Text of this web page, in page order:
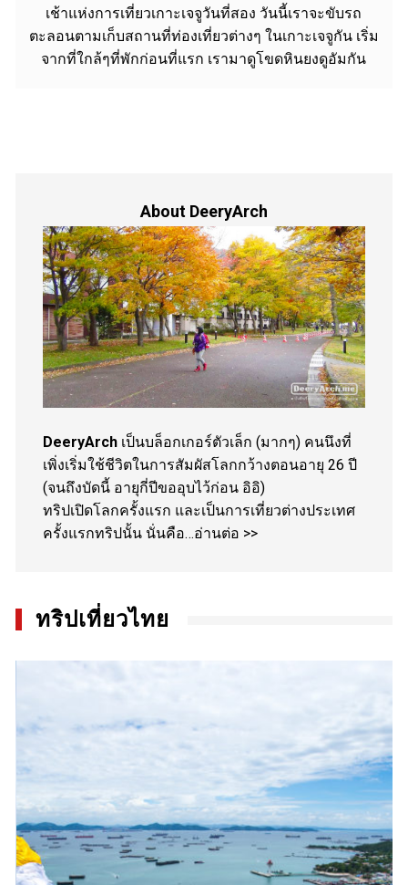
เช้าแห่งการเที่ยวเกาะเจจูวันที่สอง วันนี้เราจะขับรถ
ตะลอนตามเก็บสถานที่ท่องเที่ยวต่างๆ ในเกาะเจจูกัน เริ่ม
จากที่ใกล้ๆที่พักก่อนที่แรก เรามาดูโขดหินยงดูอัมกัน
About DeeryArch
DeeryArch เป็นบล็อกเกอร์ตัวเล็ก (มากๆ) คนนึงที่
เพิ่งเริ่มใช้ชีวิตในการสัมผัสโลกกว้างตอนอายุ 26 ปี
(จนถึงบัดนี้ อายุกี่ปีขออุบไว้ก่อน อิอิ)
ทริปเปิดโลกครั้งแรก และเป็นการเที่ยวต่างประเทศ
ครั้งแรกทริปนั้น นั่นคือ…อ่านต่อ >>
ทริปเที่ยวไทย